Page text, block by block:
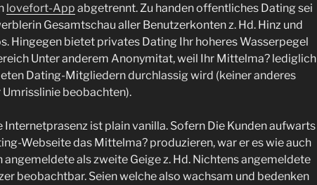
lovefort-App abgetrennt. Zu handen offentliches Dating sei
Gesamtschau aller Benutzerkonten z. Hd. Hinz und
Hingegen bietet privates Dating Ihr hoheres Wasserpegel
Unter anderem Anonymitat, weil Ihr Mittelma? lediglich
Dating-Mitgliedern durchlassig wird (keiner anderes
Umrisslinie beobachten).
Internetprasenz ist plain vanilla. Sofern Die Kunden aufwarts
Webseite das Mittelma? produzieren, war er es wie auch
angemeldete als zweite Geige z. Hd. Nichtens angemeldete
beobachtbar. Seien welche also wachsam und bedenken